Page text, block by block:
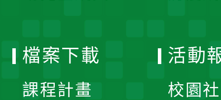
檔案下載
課程計畫
活動
校園